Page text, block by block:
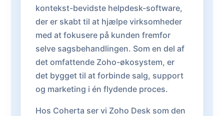
kontekst-bevidste helpdesk-software,
der er skabt til at hjælpe virksomheder
med at fokusere på kunden fremfor
selve sagsbehandlingen. Som en del af
det omfattende Zoho-økosystem, er
det bygget til at forbinde salg, support
og marketing i én flydende proces.
Hos Coherta ser vi Zoho Desk som den